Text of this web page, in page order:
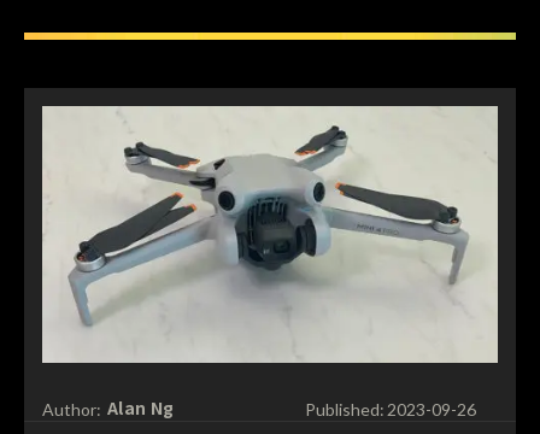
Author: Alan Ng Published: 2023-09-26